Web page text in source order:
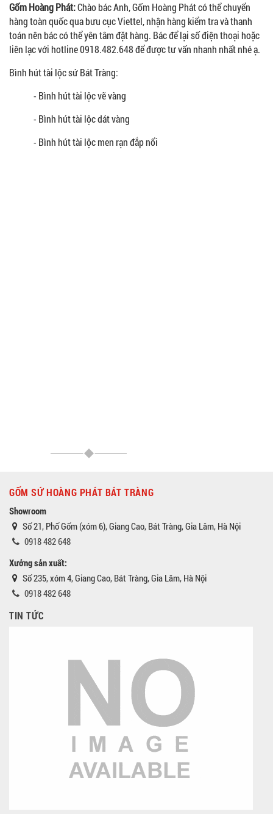
Gốm Hoàng Phát:Chào bác Anh, Gốm Hoàng Phát có thể chuyển
hàng toàn quốc qua bưu cục Viettel, nhận hàng kiểm tra và thanh
toán nên bác có thể yên tâm đặt hàng. Bác để lại số điện thoại hoặc
liên lạc với hotline 0918.482.648 để được tư vấn nhanh nhất nhé ạ.
Bình hút tài lộc sứ Bát Tràng:
- Bình hút tài lộc vẽ vàng
- Bình hút tài lộc dát vàng
- Bình hút tài lộc men rạn đắp nổi
GỐM SỨ HOÀNG PHÁT BÁT TRÀNG
Showroom
Số 21, Phố Gốm (xóm 6), Giang Cao, Bát Tràng, Gia Lâm, Hà Nội
0918 482 648
Xưởng sản xuất:
Số 235, xóm 4, Giang Cao, Bát Tràng, Gia Lâm, Hà Nội
0918 482 648
TIN TỨC